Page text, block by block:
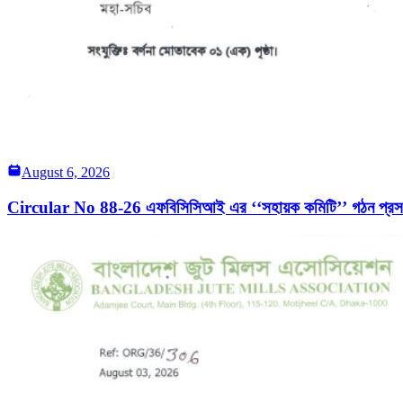
August 6, 2026
Circular No 88-26 এফবিসিসিআই এর ‘‘সহায়ক কমিটি’’ গঠন